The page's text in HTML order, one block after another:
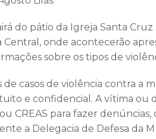
do pátio da Igreja Santa
Central, onde acontecerão
sobre os tipos de
de casos de violência contra a
e confidencial. A vítima
CREAS para fazer
a Delegacia de Defesa da